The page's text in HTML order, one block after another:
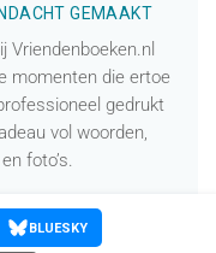
BLUESKY
GEMAAKT
Vriendenboeken.nl
momenten die ertoe
gedrukt
vol woorden,
foto’s.